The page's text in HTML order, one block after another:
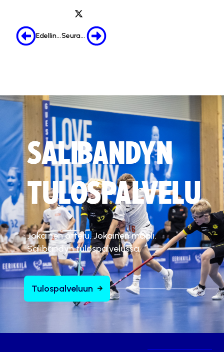
Edellinen Seuraava
SALIBANDYN
TULOSPALVELU
Jokainen ottelu. Jokainen maali.
Salibandyn tulospalvelussa.
Tulospalveluun